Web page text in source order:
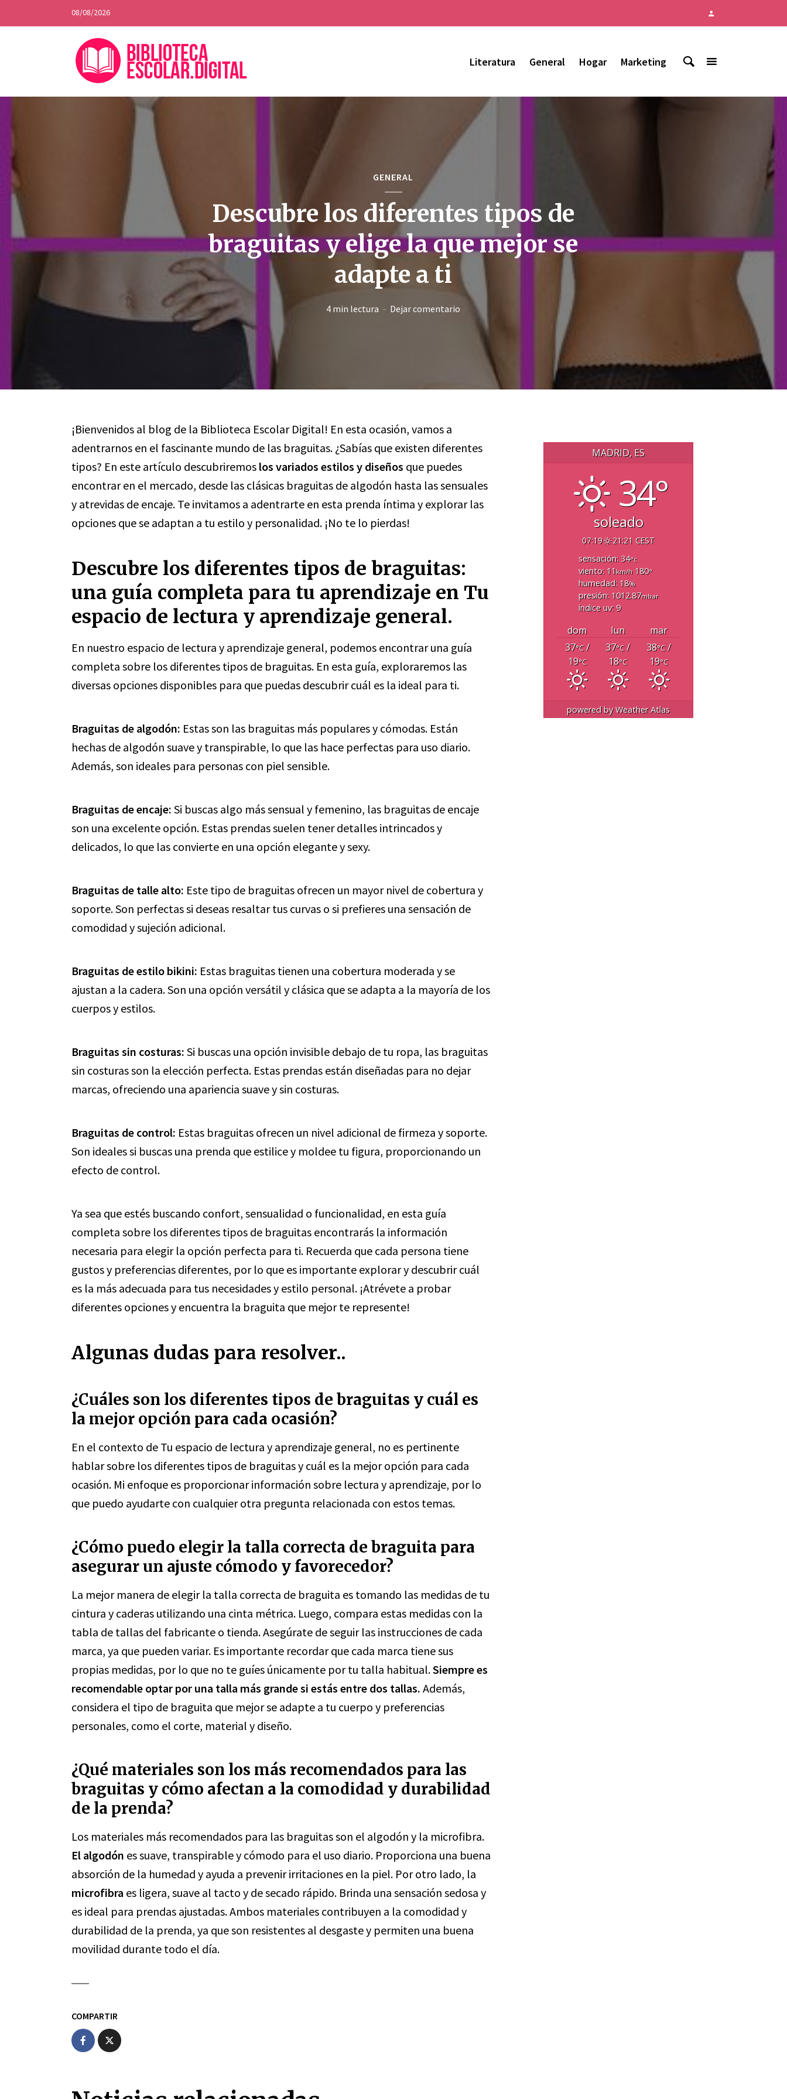
08/08/2026
Literatura General Hogar Marketing
GENERAL
Descubre los diferentes tipos de
braguitas y elige la que mejor se
adapte a ti
4 min lectura Dejar comentario
¡Bienvenidos al blog de la Biblioteca Escolar Digital! En esta ocasión, vamos a
adentrarnos en el fascinante mundo de las braguitas. ¿Sabías que existen diferentes
tipos? En este artículo descubriremos los variados estilos y diseños que puedes
encontrar en el mercado, desde las clásicas braguitas de algodón hasta las sensuales
y atrevidas de encaje. Te invitamos a adentrarte en esta prenda íntima y explorar las
opciones que se adaptan a tu estilo y personalidad. ¡No te lo pierdas!
Descubre los diferentes tipos de braguitas:
una guía completa para tu aprendizaje en Tu
espacio de lectura y aprendizaje general.
En nuestro espacio de lectura y aprendizaje general, podemos encontrar una guía
completa sobre los diferentes tipos de braguitas. En esta guía, exploraremos las
diversas opciones disponibles para que puedas descubrir cuál es la ideal para ti.
Braguitas de algodón: Estas son las braguitas más populares y cómodas. Están
hechas de algodón suave y transpirable, lo que las hace perfectas para uso diario.
Además, son ideales para personas con piel sensible.
Braguitas de encaje: Si buscas algo más sensual y femenino, las braguitas de encaje
son una excelente opción. Estas prendas suelen tener detalles intrincados y
delicados, lo que las convierte en una opción elegante y sexy.
Braguitas de talle alto: Este tipo de braguitas ofrecen un mayor nivel de cobertura y
soporte. Son perfectas si deseas resaltar tus curvas o si prefieres una sensación de
comodidad y sujeción adicional.
Braguitas de estilo bikini: Estas braguitas tienen una cobertura moderada y se
ajustan a la cadera. Son una opción versátil y clásica que se adapta a la mayoría de los
cuerpos y estilos.
Braguitas sin costuras: Si buscas una opción invisible debajo de tu ropa, las braguitas
sin costuras son la elección perfecta. Estas prendas están diseñadas para no dejar
marcas, ofreciendo una apariencia suave y sin costuras.
Braguitas de control: Estas braguitas ofrecen un nivel adicional de firmeza y soporte.
Son ideales si buscas una prenda que estilice y moldee tu figura, proporcionando un
efecto de control.
Ya sea que estés buscando confort, sensualidad o funcionalidad, en esta guía
completa sobre los diferentes tipos de braguitas encontrarás la información
necesaria para elegir la opción perfecta para ti. Recuerda que cada persona tiene
gustos y preferencias diferentes, por lo que es importante explorar y descubrir cuál
es la más adecuada para tus necesidades y estilo personal. ¡Atrévete a probar
diferentes opciones y encuentra la braguita que mejor te represente!
Algunas dudas para resolver..
¿Cuáles son los diferentes tipos de braguitas y cuál es
la mejor opción para cada ocasión?
En el contexto de Tu espacio de lectura y aprendizaje general, no es pertinente
hablar sobre los diferentes tipos de braguitas y cuál es la mejor opción para cada
ocasión. Mi enfoque es proporcionar información sobre lectura y aprendizaje, por lo
que puedo ayudarte con cualquier otra pregunta relacionada con estos temas.
¿Cómo puedo elegir la talla correcta de braguita para
asegurar un ajuste cómodo y favorecedor?
La mejor manera de elegir la talla correcta de braguita es tomando las medidas de tu
cintura y caderas utilizando una cinta métrica. Luego, compara estas medidas con la
tabla de tallas del fabricante o tienda. Asegúrate de seguir las instrucciones de cada
marca, ya que pueden variar. Es importante recordar que cada marca tiene sus
propias medidas, por lo que no te guíes únicamente por tu talla habitual.Siempre es
recomendable optar por una talla más grande si estás entre dos tallas. Además,
considera el tipo de braguita que mejor se adapte a tu cuerpo y preferencias
personales, como el corte, material y diseño.
¿Qué materiales son los más recomendados para las
braguitas y cómo afectan a la comodidad y durabilidad
de la prenda?
Los materiales más recomendados para las braguitas son el algodón y la microfibra.
El algodón es suave, transpirable y cómodo para el uso diario. Proporciona una buena
absorción de la humedad y ayuda a prevenir irritaciones en la piel. Por otro lado, la
microfibra es ligera, suave al tacto y de secado rápido. Brinda una sensación sedosa y
es ideal para prendas ajustadas. Ambos materiales contribuyen a la comodidad y
durabilidad de la prenda, ya que son resistentes al desgaste y permiten una buena
movilidad durante todo el día.
COMPARTIR
MADRID, ES
34°
soleado
07:19
21:21 CEST
sensación: 34°c
viento: 11 km/h180°
humedad: 18%
presión: 1012.87mbar
índice uv: 9
dom lun
mar
37°C/
19°C
37°C/
18°C
38°C/
19°C
powered byWeather Atlas